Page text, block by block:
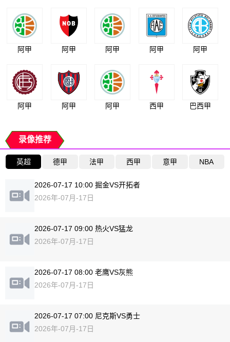
阿甲 阿甲 阿甲 阿甲 阿甲
阿甲 阿甲 阿甲 西甲 巴西甲
录像推荐
英超 德甲 法甲 西甲 意甲 NBA
2026-07-17 10:00 掘金VS开拓者
2026年-07月-17日
2026-07-17 09:00 热火VS猛龙
2026年-07月-17日
2026-07-17 08:00 老鹰VS灰熊
2026年-07月-17日
2026-07-17 07:00 尼克斯VS勇士
2026年-07月-17日